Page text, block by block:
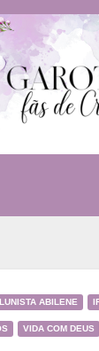
ABILENE
VIDA COM DEUS